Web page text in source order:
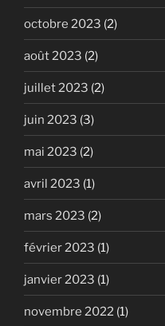
octobre 2023 (2)
août 2023 (2)
juillet 2023 (2)
juin 2023 (3)
mai 2023 (2)
avril 2023 (1)
mars 2023 (2)
février 2023 (1)
janvier 2023 (1)
novembre 2022 (1)